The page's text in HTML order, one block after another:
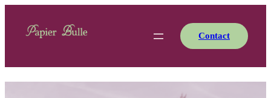
Contact